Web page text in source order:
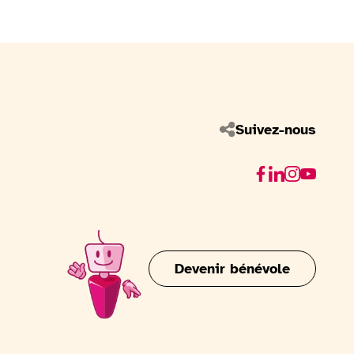
Suivez-nous
Facebook
Linkedin
Instagram
Youtube
Devenir bénévole